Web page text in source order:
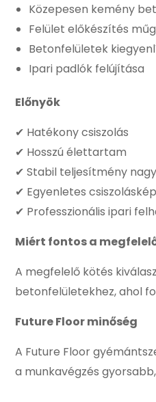
Közepesen kemény
Felület előkészítés
Betonfelületek
Ipari padlók felújítása
Előnyök
✔ Hatékony csiszolás
✔ Hosszú élettartam
✔ Stabil teljesítmény
✔ Egyenletes csiszoláskép
✔ Professzionális ipari
Miért fontos a
A megfelelő kötés
betonfelületekhez, ahol
Future Floor minőség
A Future Floor
a munkavégzés